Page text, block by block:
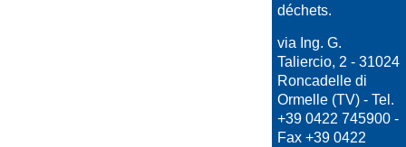
déchets.
via Ing. G.
Taliercio, 2 - 31024
Roncadelle di
Ormelle (TV) - Tel.
+39 0422 745900 -
Fax +39 0422